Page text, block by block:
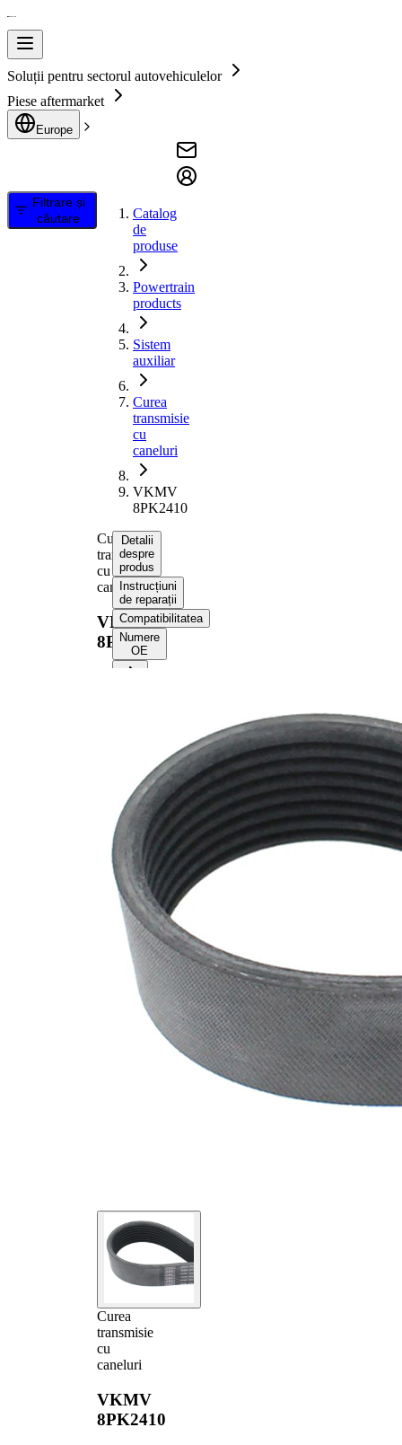
Soluții pentru sectorul autovehiculelor
Piese aftermarket
Europe
Filtrare și
căutare
Catalog
de
produse
Powertrain
products
Sistem
auxiliar
Curea
transmisie
cu
caneluri
VKMV
8PK2410
Curea
transmisie
cu
caneluri
VKMV
8PK2410
Curea
transmisie
cu
caneluri
VKMV
8PK2410
Detalii
despre
produs
Instrucțiuni
de reparații
Compatibilitatea
Numere
OE
2410 mm
28,48 mm
Culoare
negru
Numar
nervuri
8
SVHC
Nu sunt
disponibile
substante
SVHC
Material
curea
propilen
dienă
cauciuc)